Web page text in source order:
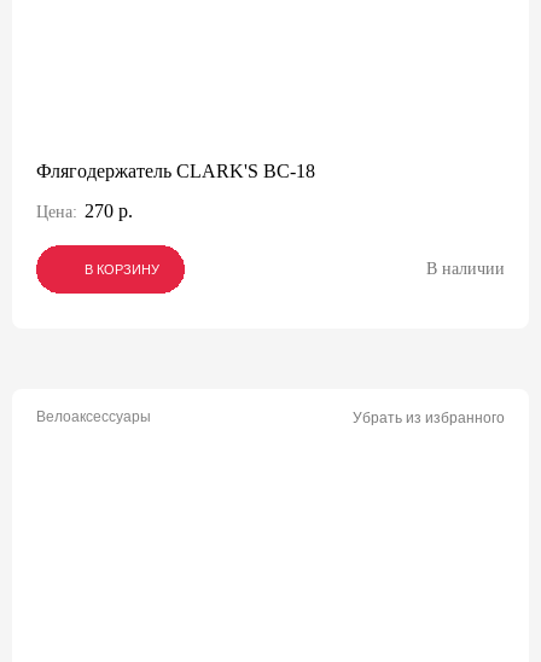
Флягодержатель CLARK'S BC-18
Цена: 270 р.
В КОРЗИНУ
В КОРЗИНУ
В КОРЗИНУ В наличии
Велоаксессуары Убрать из избранного